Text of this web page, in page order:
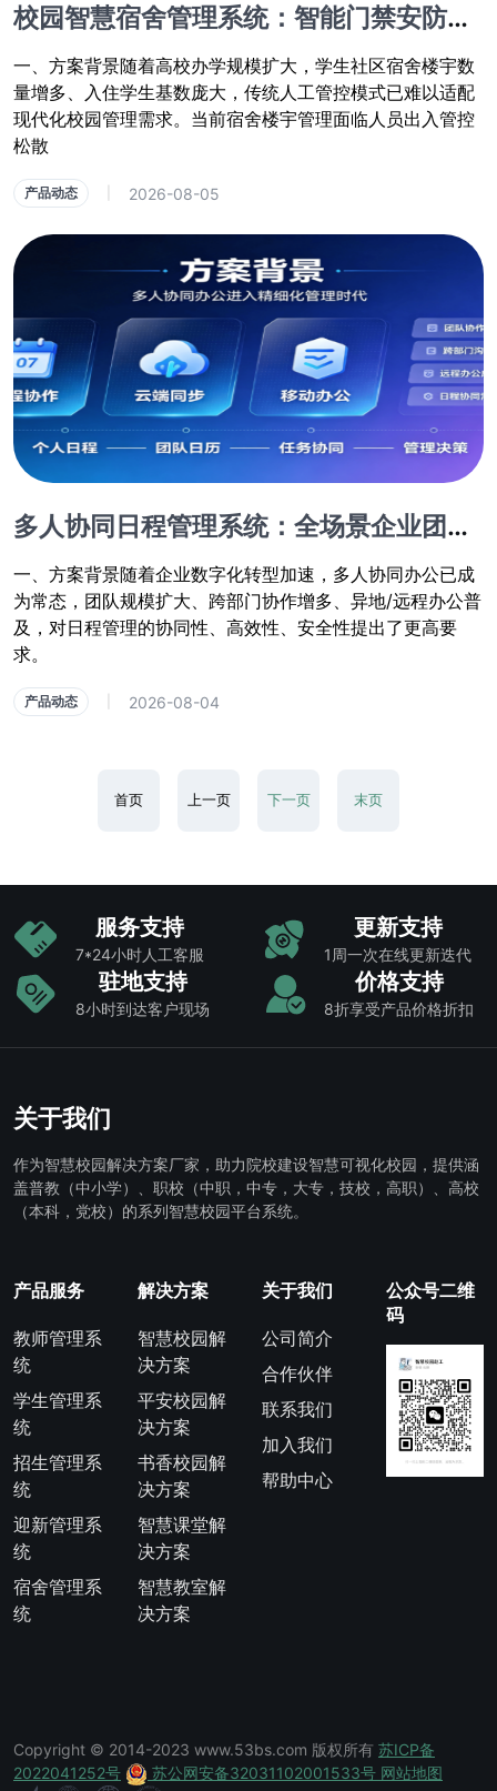
校园智慧宿舍管理系统：智能门禁安防、线上报修、人员信息化管控方案
一、方案背景随着高校办学规模扩大，学生社区宿舍楼宇数
量增多、入住学生基数庞大，传统人工管控模式已难以适配
现代化校园管理需求。当前宿舍楼宇管理面临人员出入管控
松散
产品动态 2026-08-05
多人协同日程管理系统：全场景企业团队办公日程管控方案
一、方案背景随着企业数字化转型加速，多人协同办公已成
为常态，团队规模扩大、跨部门协作增多、异地/远程办公普
及，对日程管理的协同性、高效性、安全性提出了更高要
求。
产品动态 2026-08-04
首页 上一页 下一页 末页
服务支持
7*24小时人工客服
更新支持
1周一次在线更新迭代
驻地支持
8小时到达客户现场
价格支持
8折享受产品价格折扣
关于我们
作为智慧校园解决方案厂家，助力院校建设智慧可视化校园，提供涵
盖普教（中小学）、职校（中职，中专，大专，技校，高职）、高校
（本科，党校）的系列智慧校园平台系统。
产品服务
教师管理系
统
学生管理系
统
招生管理系
统
迎新管理系
统
宿舍管理系
统
解决方案
智慧校园解
决方案
平安校园解
决方案
书香校园解
决方案
智慧课堂解
决方案
智慧教室解
决方案
关于我们
公司简介
合作伙伴
联系我们
加入我们
帮助中心
公众号二维
码
Copyright © 2014-2023 www.53bs.com 版权所有 苏ICP备
2022041252号
苏公网安备32031102001533号 网站地图